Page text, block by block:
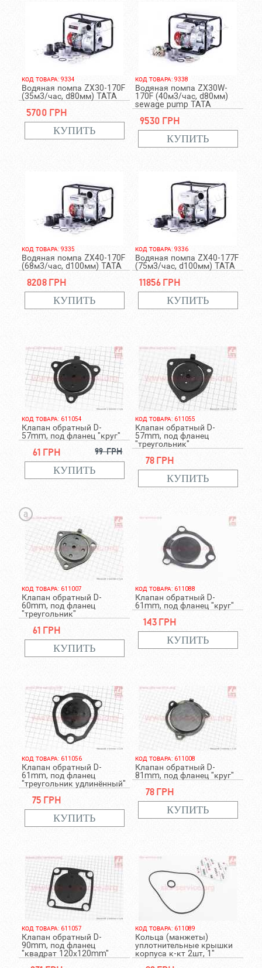
КОД ТОВАРА: 9334
Водяная помпа ZX30-170F
(35м3/час, d80мм) TATA
5700 грн
КОД ТОВАРА: 9338
Водяная помпа ZX30W-
170F (40м3/час, d80мм)
sewage pump TATA
9530 грн
КОД ТОВАРА: 9335
Водяная помпа ZX40-170F
(68м3/час, d100мм) TATA
8208 грн
КОД ТОВАРА: 9336
Водяная помпа ZX40-177F
(75м3/час, d100мм) TATA
11856 грн
КОД ТОВАРА: 611054
Клапан обратный D-
57mm, под фланец "круг"
61 грн 99 грн
КОД ТОВАРА: 611055
Клапан обратный D-
57mm, под фланец
"треугольник"
78 грн
a
КОД ТОВАРА: 611007
Клапан обратный D-
60mm, под фланец
"треугольник"
61 грн
КОД ТОВАРА: 611088
Клапан обратный D-
61mm, под фланец "круг"
143 грн
КОД ТОВАРА: 611056
Клапан обратный D-
61mm, под фланец
"треугольник удлинённый"
75 грн
КОД ТОВАРА: 611008
Клапан обратный D-
81mm, под фланец "круг"
78 грн
КОД ТОВАРА: 611057
Клапан обратный D-
90mm, под фланец
"квадрат 120х120mm"
КОД ТОВАРА: 611089
Кольца (манжеты)
уплотнительные крышки
корпуса к-кт 2шт, 1"